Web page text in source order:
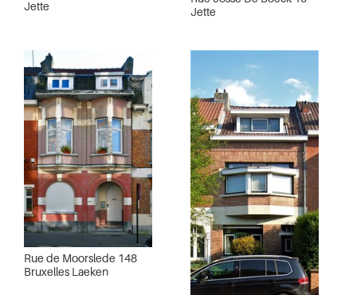
Jette
Jette
Rue de Moorslede 148
Bruxelles Laeken